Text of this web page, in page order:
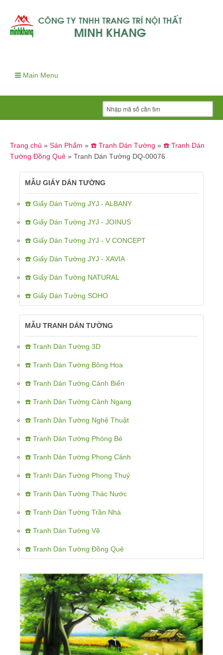
Main Menu
Trang chủ » Sản Phẩm » ☎️ Tranh Dán Tường » ☎️ Tranh Dán
Tường Đồng Quê » Tranh Dán Tường DQ-00076
MẪU GIẤY DÁN TƯỜNG
☎️ Giấy Dán Tường JYJ - ALBANY
☎️ Giấy Dán Tường JYJ - JOINUS
☎️ Giấy Dán Tường JYJ - V CONCEPT
☎️ Giấy Dán Tường JYJ - XAVIA
☎️ Giấy Dán Tường NATURAL
☎️ Giấy Dán Tường SOHO
MẪU TRANH DÁN TƯỜNG
☎️ Tranh Dán Tường 3D
☎️ Tranh Dán Tường Bông Hoa
☎️ Tranh Dán Tường Cảnh Biển
☎️ Tranh Dán Tường Cảnh Ngang
☎️ Tranh Dán Tường Nghệ Thuật
☎️ Tranh Dán Tường Phòng Bé
☎️ Tranh Dán Tường Phong Cảnh
☎️ Tranh Dán Tường Phong Thuỷ
☎️ Tranh Dán Tường Thác Nước
☎️ Tranh Dán Tường Trần Nhà
☎️ Tranh Dán Tường Vẽ
☎️ Tranh Dán Tường Đồng Quê